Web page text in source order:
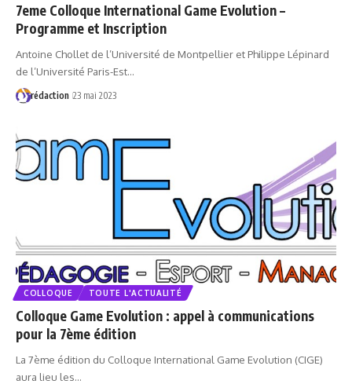
7eme Colloque International Game Evolution –
Programme et Inscription
Antoine Chollet de l’Université de Montpellier et Philippe Lépinard
de l’Université Paris-Est…
rédaction 23 mai 2023
COLLOQUE TOUTE L'ACTUALITÉ
Colloque Game Evolution : appel à communications
pour la 7ème édition
La 7ème édition du Colloque International Game Evolution (CIGE)
aura lieu les…